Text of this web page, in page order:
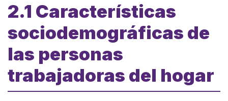
2.1 Características
sociodemográficas de
las personas
trabajadoras del hogar